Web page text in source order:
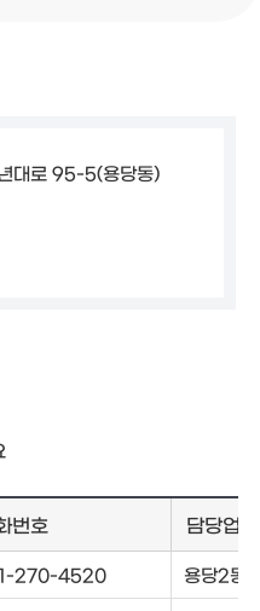
대로 95-5(용당동)
번호 담당업무
270-4520 용당2동